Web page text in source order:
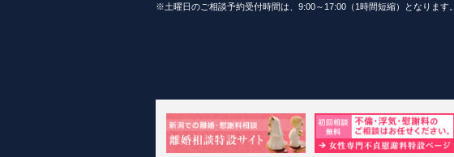
※土曜日のご相談予約受付時間は、9:00～17:00（1時間短縮）となります。